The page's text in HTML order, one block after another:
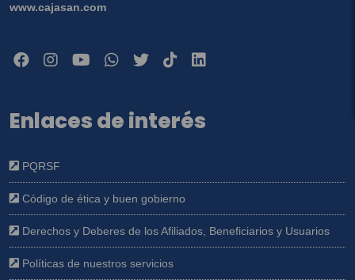
www.cajasan.com
Enlaces de interés
PQRSF
Código de ética y buen gobierno
Derechos y Deberes de los Afiliados, Beneficiarios y Usuarios
Políticas de nuestros servicios